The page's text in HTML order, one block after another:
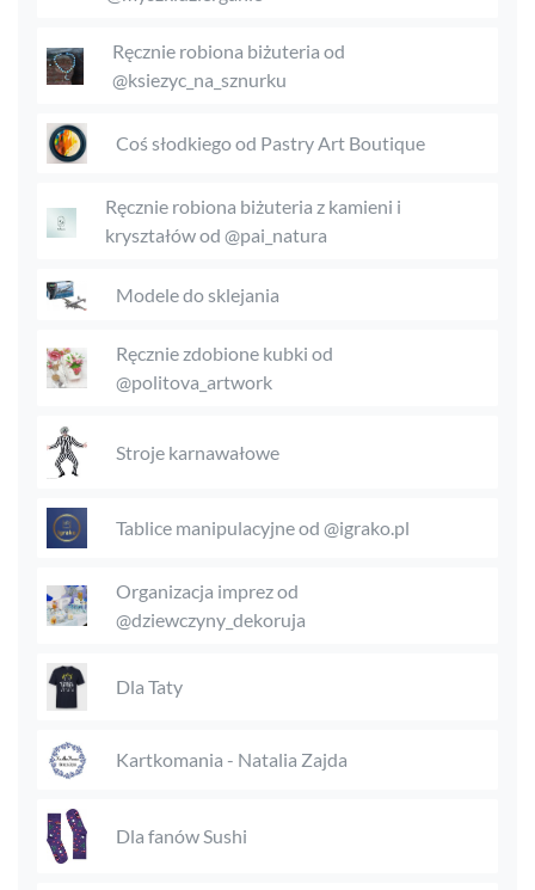
Ręcznie robiona biżuteria od
@ksiezyc_na_sznurku
Coś słodkiego od Pastry Art Boutique
Ręcznie robiona biżuteria z kamieni i
kryształów od @pai_natura
Modele do sklejania
Ręcznie zdobione kubki od
@politova_artwork
Stroje karnawałowe
Tablice manipulacyjne od @igrako.pl
Organizacja imprez od
@dziewczyny_dekoruja
Dla Taty
Kartkomania - Natalia Zajda
Dla fanów Sushi